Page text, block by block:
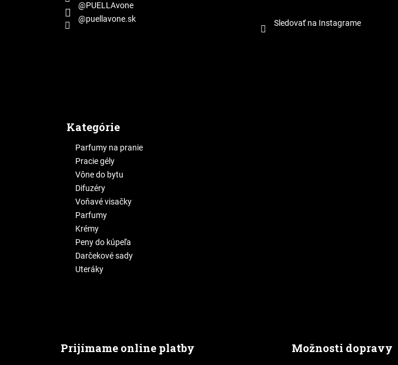
@PUELLAvone
@puellavone.sk
Sledovať na Instagrame
Kategórie
Parfumy na pranie
Pracie gély
Vône do bytu
Difuzéry
Voňavé visačky
Parfumy
Krémy
Peny do kúpeľa
Darčekové sady
Uteráky
Prijímame online platby Možnosti dopravy